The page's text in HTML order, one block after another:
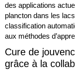
des applications
plancton dans les
classification
aux méthodes
Cure de
grâce à la